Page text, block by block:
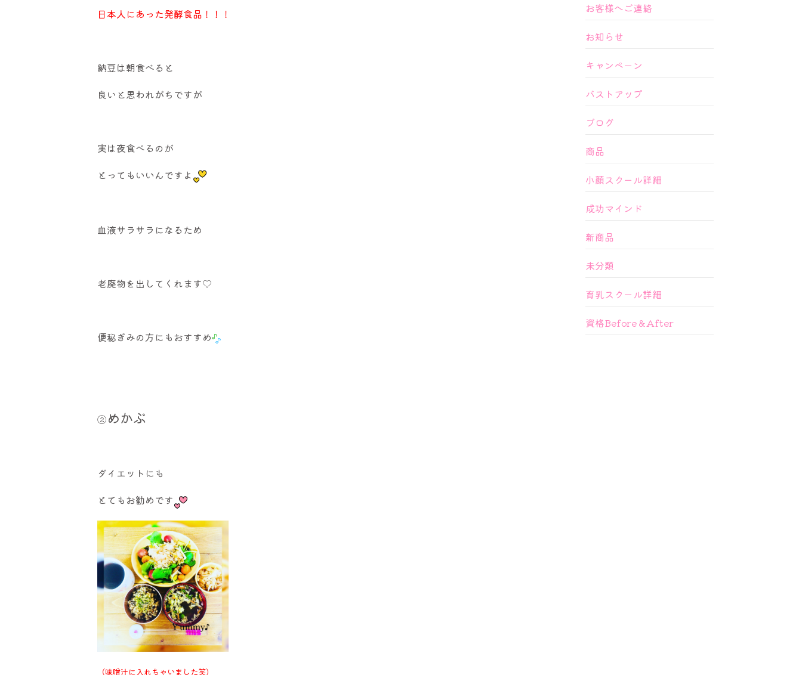
日本人にあった発酵食品！！！
納豆は朝食べると
良いと思われがちですが
実は夜食べるのが
とってもいいんですよ
血液サラサラになるため
老廃物を出してくれます♡
便秘ぎみの方にもおすすめ
②めかぶ
ダイエットにも
とてもお勧めです
（味噌汁に入れちゃいました笑）
お客様へご連絡
お知らせ
キャンペーン
バストアップ
ブログ
商品
小顔スクール詳細
成功マインド
新商品
未分類
育乳スクール詳細
資格Before＆After